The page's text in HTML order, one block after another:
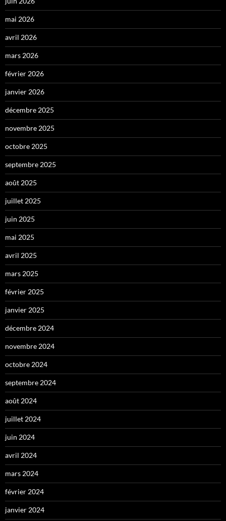
mai 2026
avril 2026
mars 2026
février 2026
janvier 2026
décembre 2025
novembre 2025
octobre 2025
septembre 2025
août 2025
juillet 2025
juin 2025
mai 2025
avril 2025
mars 2025
février 2025
janvier 2025
décembre 2024
novembre 2024
octobre 2024
septembre 2024
août 2024
juillet 2024
juin 2024
avril 2024
mars 2024
février 2024
janvier 2024